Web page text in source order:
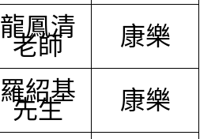
龍鳳清
老師 康樂
羅紹基
先生 康樂